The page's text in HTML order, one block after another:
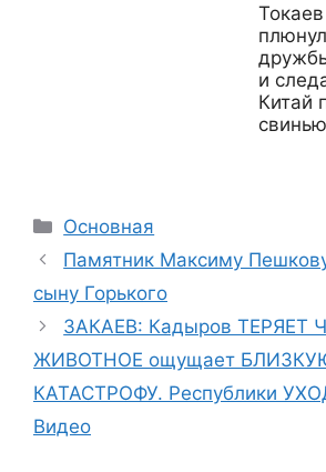
и
Китай
Рубрики
Основная
Памятник Максиму
сыну Горького
ЗАКАЕВ: Кадыров ТЕРЯЕТ
ЖИВОТНОЕ ощущает
КАТАСТРОФУ. Республики
Видео